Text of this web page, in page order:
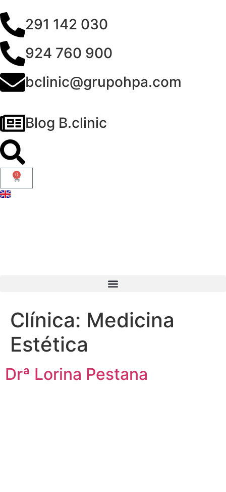
291 142 030
924 760 900
bclinic@grupohpa.com
Blog B.clinic
0
Clínica: Medicina
Estética
Drª Lorina Pestana